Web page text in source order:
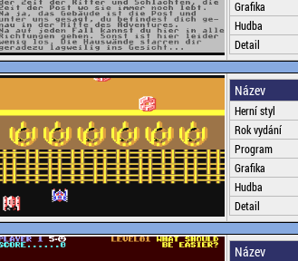
Grafika
Hudba
Detail
Název
Herní styl
Rok vydání
Program
Grafika
Hudba
Detail
Název